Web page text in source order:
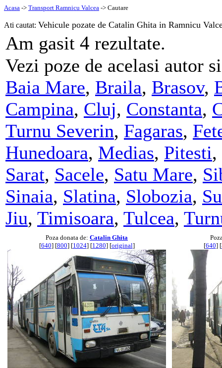
Acasa -> Transport Ramnicu Valcea -> Cautare
Ati cautat: Vehicule pozate de Catalin Ghita in Ramnicu
Am gasit 4 rezultate.
Vezi poze de acelasi autor
Baia Mare, Braila, Brasov,
Campina, Cluj, Constanta,
Turnu Severin, Fagaras,
Hunedoara, Medias, Pitesti,
Sarat, Sacele, Satu Mare,
Sinaia, Slatina, Slobozia,
Jiu, Timisoara, Tulcea,
Poza donata de: Catalin Ghita
[640] [800] [1024] [1280] [original]
[640] [